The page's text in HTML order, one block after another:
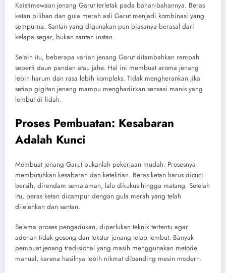
Keistimewaan jenang Garut terletak pada bahan-bahannya. Beras
ketan pilihan dan gula merah asli Garut menjadi kombinasi yang
sempurna. Santan yang digunakan pun biasanya berasal dari
kelapa segar, bukan santan instan.
Selain itu, beberapa varian jenang Garut ditambahkan rempah
seperti daun pandan atau jahe. Hal ini membuat aroma jenang
lebih harum dan rasa lebih kompleks. Tidak mengherankan jika
setiap gigitan jenang mampu menghadirkan sensasi manis yang
lembut di lidah.
Proses Pembuatan: Kesabaran
Adalah Kunci
Membuat jenang Garut bukanlah pekerjaan mudah. Prosesnya
membutuhkan kesabaran dan ketelitian. Beras ketan harus dicuci
bersih, direndam semalaman, lalu dikukus hingga matang. Setelah
itu, beras ketan dicampur dengan gula merah yang telah
dilelehkan dan santan.
Selama proses pengadukan, diperlukan teknik tertentu agar
adonan tidak gosong dan tekstur jenang tetap lembut. Banyak
pembuat jenang tradisional yang masih menggunakan metode
manual, karena hasilnya lebih nikmat dibanding mesin modern.